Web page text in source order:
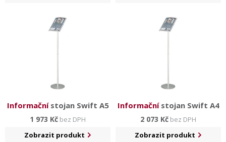
Informačnístojan Swift A5
1 973 Kč bez DPH
Zobrazit produkt
Informačnístojan Swift A4
2 073 Kč bez DPH
Zobrazit produkt